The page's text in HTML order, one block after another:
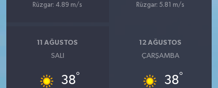
Rüzgar: 4.89 m/s
Rüzgar: 5.81 m/s
11 AĞUSTOS
SALI
38°
12 AĞUSTOS
ÇARŞAMBA
38°